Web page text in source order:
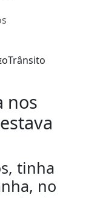
Trânsito
nos
tinha
no